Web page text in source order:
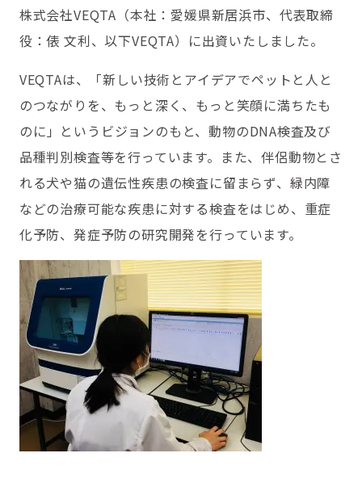
株式会社VEQTA（本社：愛媛県新居浜市、代表取締
役：俵 文利、以下VEQTA）に出資いたしました。
VEQTAは、「新しい技術とアイデアでペットと人と
のつながりを、もっと深く、もっと笑顔に満ちたも
のに 」というビジョンのもと、動物のDNA検査及び
品種判別検査等を行っています。また、伴侶動物とさ
れる犬や猫の遺伝性疾患の検査に留まらず、緑内障
などの治療可能な疾患に対する検査をはじめ、重症
化予防、発症予防の研究開発を行って います。